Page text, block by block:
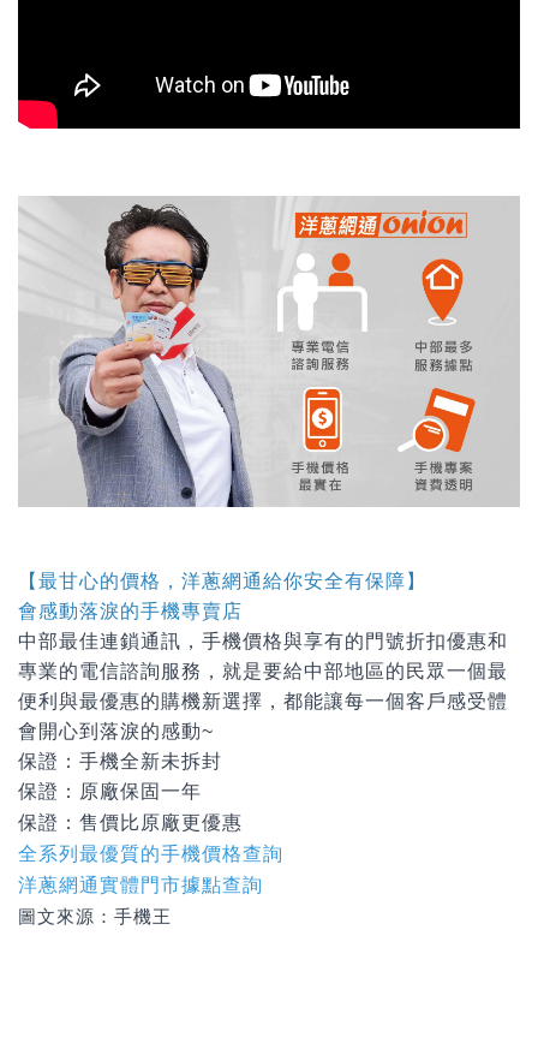
【最甘心的價格，洋蔥網通給你安全有保障】
會感動落淚的手機專賣店
中部最佳連鎖通訊，手機價格與享有的門號折扣優惠和
專業的電信諮詢服務，就是要給中部地區的民眾一個最
便利與最優惠的購機新選擇，都能讓每一個客戶感受體
會開心到落淚的感動~
保證：手機全新未拆封
保證：原廠保固一年
保證： 售價比原廠更優惠
全系列最優質的手機價格查詢
洋蔥網通實體門市據點查詢
圖文來源：手機王